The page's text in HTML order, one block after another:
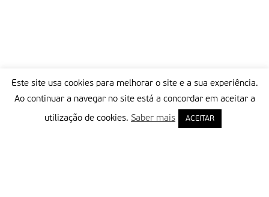
Este site usa cookies para melhorar o site e a sua experiência.
Ao continuar a navegar no site está a concordar em aceitar a
utilização de cookies. Saber mais ACEITAR